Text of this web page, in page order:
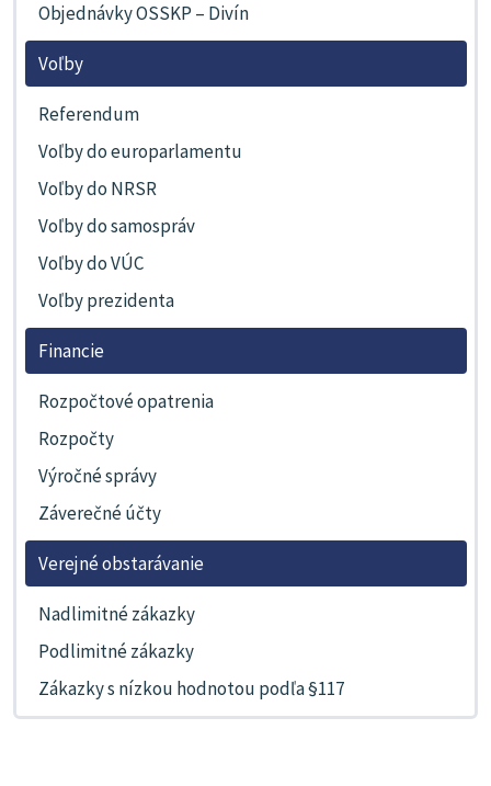
Objednávky OSSKP – Divín
Voľby
Referendum
Voľby do europarlamentu
Voľby do NRSR
Voľby do samospráv
Voľby do VÚC
Voľby prezidenta
Financie
Rozpočtové opatrenia
Rozpočty
Výročné správy
Záverečné účty
Verejné obstarávanie
Nadlimitné zákazky
Podlimitné zákazky
Zákazky s nízkou hodnotou podľa §117